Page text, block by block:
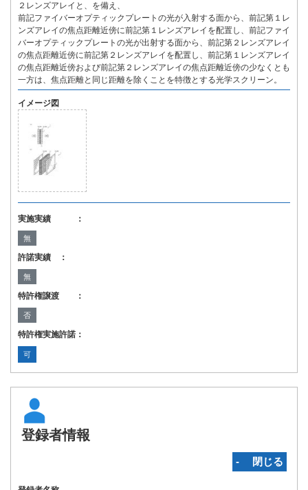
２レンズアレイと、を備え、
前記ファイバーオプティックプレートの光が入射する面から、前記第１レ
ンズアレイの焦点距離近傍に前記第１レンズアレイを配置し、前記ファイ
バーオプティックプレートの光が出射する面から、前記第２レンズアレイ
の焦点距離近傍に前記第２レンズアレイを配置し、前記第１レンズアレイ
の焦点距離近傍および前記第２レンズアレイの焦点距離近傍の少なくとも
一方は、焦点距離と同じ距離を除くことを特徴とする光学スクリーン。
イメージ図
実施実績 ：
無
許諾実績 ：
無
特許権譲渡 ：
否
特許権実施許諾：
可
登録者情報
‐ 閉じる